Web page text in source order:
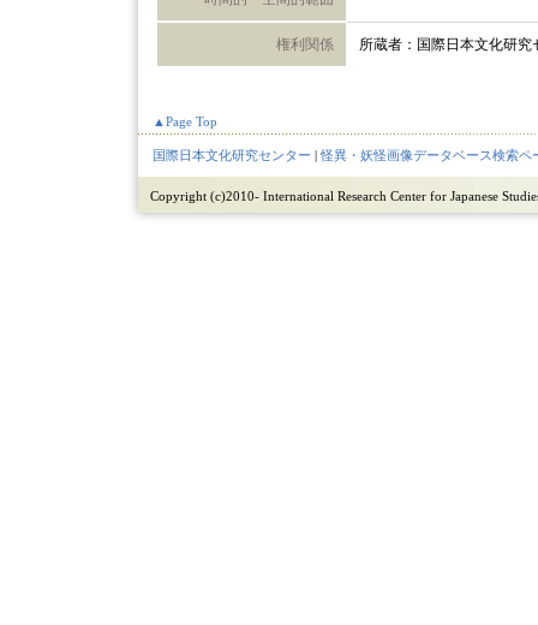
権利関係 所蔵者：国際日本文化研究
▲Page Top
国際日本文化研究センター |怪異・妖怪画像データベース検索ペ
Copyright (c)2010- International Research Center for Japanese